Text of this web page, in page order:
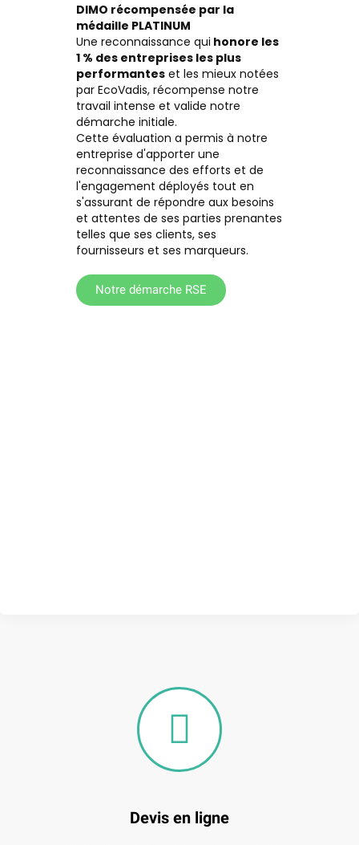
DIMO récompensée par la
médaille PLATINUM
Une reconnaissance qui honore les
1 % des entreprises les plus
performantes et les mieux notées
par EcoVadis, récompense notre
travail intense et valide notre
démarche initiale.
Cette évaluation a permis à notre
entreprise d'apporter une
reconnaissance des efforts et de
l'engagement déployés tout en
s'assurant de répondre aux besoins
et attentes de ses parties prenantes
telles que ses clients, ses
fournisseurs et ses marqueurs.
Notre démarche RSE
Devis en ligne